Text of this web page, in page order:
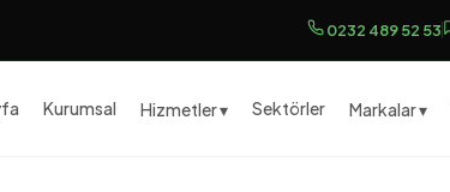
0232 489 52 53
Kurumsal Hizmetler ▾ Sektörler Markalar ▾